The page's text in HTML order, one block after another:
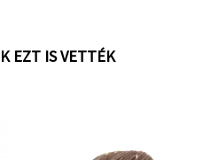
EZT IS VETTÉK